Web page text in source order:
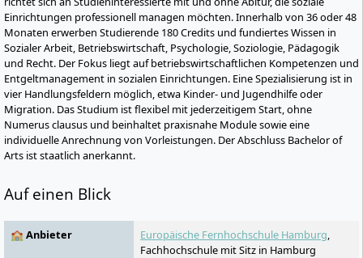
Einrichtungen professionell managen möchten. Innerhalb von 36 oder 48
Monaten erwerben Studierende 180 Credits und fundiertes Wissen in
Sozialer Arbeit, Betriebswirtschaft, Psychologie, Soziologie, Pädagogik
und Recht. Der Fokus liegt auf betriebswirtschaftlichen Kompetenzen und
Entgeltmanagement in sozialen Einrichtungen. Eine Spezialisierung ist in
vier Handlungsfeldern möglich, etwa Kinder- und Jugendhilfe oder
Migration. Das Studium ist flexibel mit jederzeitigem Start, ohne
Numerus clausus und beinhaltet praxisnahe Module sowie eine
individuelle Anrechnung von Vorleistungen. Der Abschluss Bachelor of
Arts ist staatlich anerkannt.
Auf einen Blick
🏫 Anbieter Europäische Fernhochschule Hamburg,
Fachhochschule mit Sitz in Hamburg